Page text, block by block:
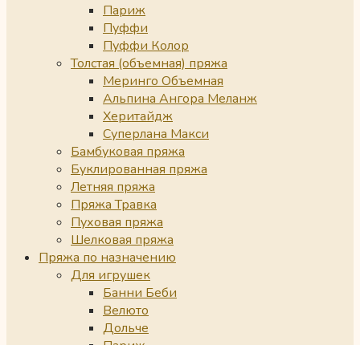
Париж
Пуффи
Пуффи Колор
Толстая (объемная) пряжа
Меринго Объемная
Альпина Ангора Меланж
Херитайдж
Суперлана Макси
Бамбуковая пряжа
Буклированная пряжа
Летняя пряжа
Пряжа Травка
Пуховая пряжа
Шелковая пряжа
Пряжа по назначению
Для игрушек
Банни Беби
Велюто
Дольче